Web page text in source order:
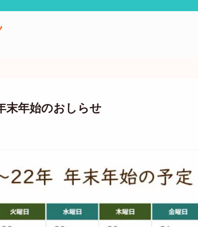
年始のおしらせ